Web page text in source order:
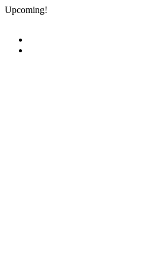
Upcoming!